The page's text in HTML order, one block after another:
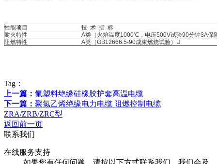
性能项目
技 术 指 标
耐火特性
A类（火焰温度1000℃，电压500V试验90分钟3A保
阻燃特性
A类（GB12666.5-90成束燃烧试验）U
Tag：
上一篇： 氟塑料绝缘硅橡胶护套高温电缆
下一篇： 聚氯乙烯绝缘电力电缆 阻燃控制电缆
ZRA/ZRB/ZRC型
返回前一页
联系我们
在线服务支持